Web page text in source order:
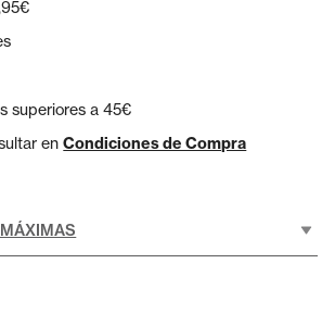
superiores a 45€
enCondiciones de Compra